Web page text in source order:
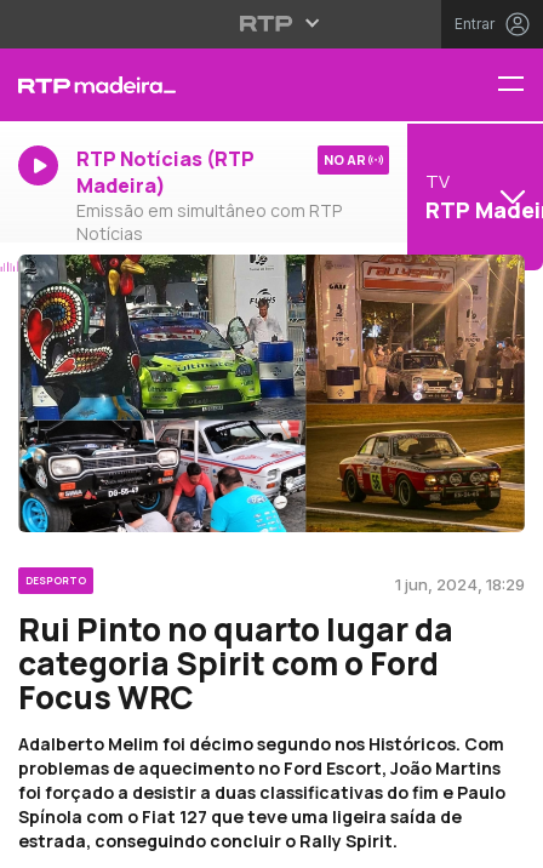
Entrar
RTP Notícias (RTP
Madeira)
Emissão em simultâneo com RTP
Notícias
NO AR
TV
RTP
DESPORTO 1 jun, 2024, 18:29
Rui Pinto no quarto lugar da
categoria Spirit com o Ford
Focus WRC
Adalberto Melim foi décimo segundo nos Históricos. Com
problemas de aquecimento no Ford Escort, João Martins
foi forçado a desistir a duas classificativas do fim e Paulo
Spínola com o Fiat 127 que teve uma ligeira saída de
estrada, conseguindo concluir o Rally Spirit.